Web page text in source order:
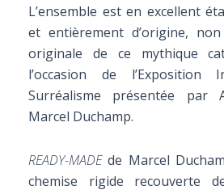
L’ensemble est en excellent
et entièrement d’origine,
originale de ce mythique
l’occasion de l’Exposition
Surréalisme présentée par
Marcel Duchamp.
READY-MADEde Marcel
chemise rigide recouverte